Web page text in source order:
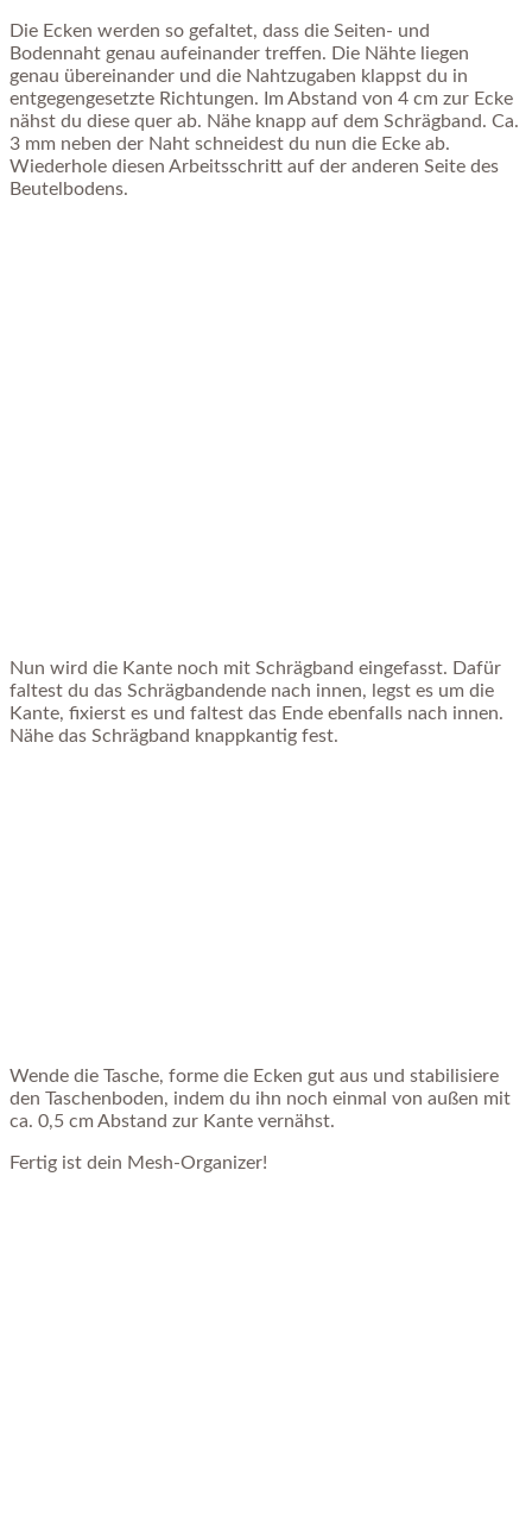
Die Ecken werden so gefaltet, dass die Seiten- und
Bodennaht genau aufeinander treffen. Die Nähte liegen
genau übereinander und die Nahtzugaben klappst du in
entgegengesetzte Richtungen. Im Abstand von 4 cm zur Ecke
nähst du diese quer ab. Nähe knapp auf dem Schrägband. Ca.
3 mm neben der Naht schneidest du nun die Ecke ab.
Wiederhole diesen Arbeitsschritt auf der anderen Seite des
Beutelbodens.
Nun wird die Kante noch mit Schrägband eingefasst. Dafür
faltest du das Schrägbandende nach innen, legst es um die
Kante, fixierst es und faltest das Ende ebenfalls nach innen.
Nähe das Schrägband knappkantig fest.
Wende die Tasche, forme die Ecken gut aus und stabilisiere
den Taschenboden, indem du ihn noch einmal von außen mit
ca. 0,5 cm Abstand zur Kante vernähst.
Fertig ist dein Mesh-Organizer!